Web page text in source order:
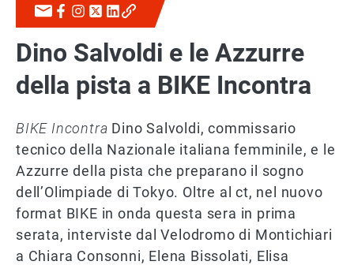
Dino Salvoldi e le Azzurre
della pista a BIKE Incontra
BIKE Incontra Dino Salvoldi, commissario
tecnico della Nazionale italiana femminile, e le
Azzurre della pista che preparano il sogno
dell’Olimpiade di Tokyo. Oltre al ct, nel nuovo
format BIKE in onda questa sera in prima
serata, interviste dal Velodromo di Montichiari
a Chiara Consonni, Elena Bissolati, Elisa